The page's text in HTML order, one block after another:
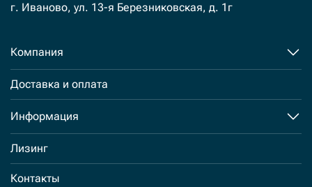
г. Иваново, ул. 13-я Березниковская, д. 1г
Компания
Доставка и оплата
Информация
Лизинг
Контакты